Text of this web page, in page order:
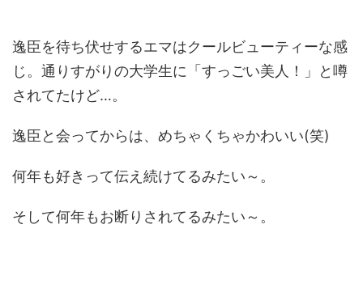
逸臣を待ち伏せするエマはクールビューティーな感
じ。通りすがりの大学生に「すっごい美人！」と噂
されてたけど…。
逸臣と会ってからは、めちゃくちゃかわいい(笑)
何年も好きって伝え続けてるみたい～。
そして何年もお断りされてるみたい～。